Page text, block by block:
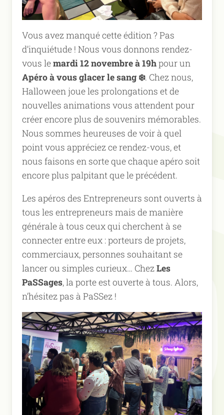
Vous avez manqué cette édition ? Pas
d’inquiétude ! Nous vous donnons rendez-
vous lemardi 12 novembre à 19hpour un
Apéro à vous glacer le sang ❄️. Chez nous,
Halloween joue les prolongations et de
nouvelles animations vous attendent pour
créer encore plus de souvenirs mémorables.
Nous sommes heureuses de voir à quel
point vous appréciez ce rendez-vous, et
nous faisons en sorte que chaque apéro soit
encore plus palpitant que le précédent.
Les apéros des Entrepreneurs sont ouverts à
tous les entrepreneurs mais de manière
générale à tous ceux qui cherchent à se
connecter entre eux : porteurs de projets,
commerciaux,personnes souhaitant se
lancer ou simples curieux… ChezLes
PaSSages, la porte est ouverte à tous. Alors,
n’hésitez pas à PaSSez !